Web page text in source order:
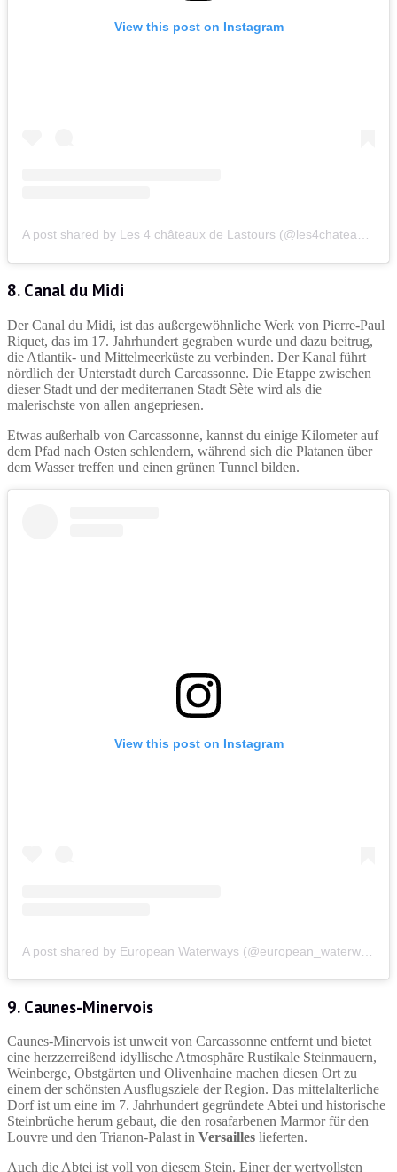
View this post on Instagram
8. Canal du Midi
Der Canal du Midi, ist das außergewöhnliche Werk von Pierre-Paul
Riquet, das im 17. Jahrhundert gegraben wurde und dazu beitrug,
die Atlantik- und Mittelmeerküste zu verbinden. Der Kanal führt
nördlich der Unterstadt durch Carcassonne. Die Etappe zwischen
dieser Stadt und der mediterranen Stadt Sète wird als die
malerischste von allen angepriesen.
Etwas außerhalb von Carcassonne, kannst du einige Kilometer auf
dem Pfad nach Osten schlendern, während sich die Platanen über
dem Wasser treffen und einen grünen Tunnel bilden.
View this post on Instagram
9. Caunes-Minervois
Caunes-Minervois ist unweit von Carcassonne entfernt und bietet
eine herzzerreißend idyllische Atmosphäre Rustikale Steinmauern,
Weinberge, Obstgärten und Olivenhaine machen diesen Ort zu
einem der schönsten Ausflugsziele der Region. Das mittelalterliche
Dorf ist um eine im 7. Jahrhundert gegründete Abtei und historische
Steinbrüche herum gebaut, die den rosafarbenen Marmor für den
Louvre und den Trianon-Palast in Versailles lieferten.
Auch die Abtei ist voll von diesem Stein. Einer der wertvollsten